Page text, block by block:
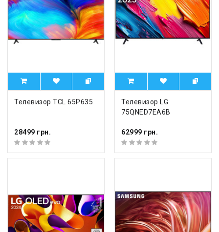
Телевизор TCL 65P635
28499 грн.
Телевизор LG
75QNED7EA6B
62999 грн.